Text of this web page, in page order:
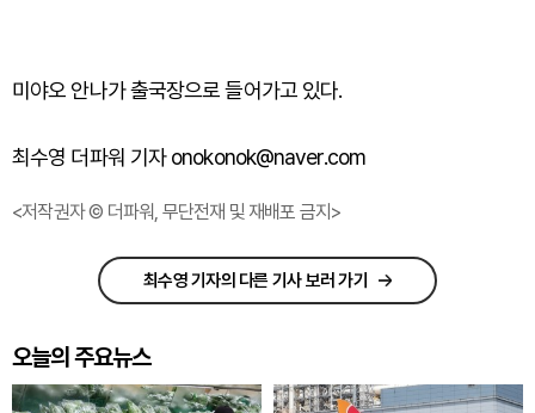
미야오 안나가 출국장으로 들어가고 있다.
최수영 더파워 기자 onokonok@naver.com
<저작권자 © 더파워, 무단전재 및 재배포 금지>
최수영 기자의 다른 기사 보러 가기
오늘의 주요뉴스